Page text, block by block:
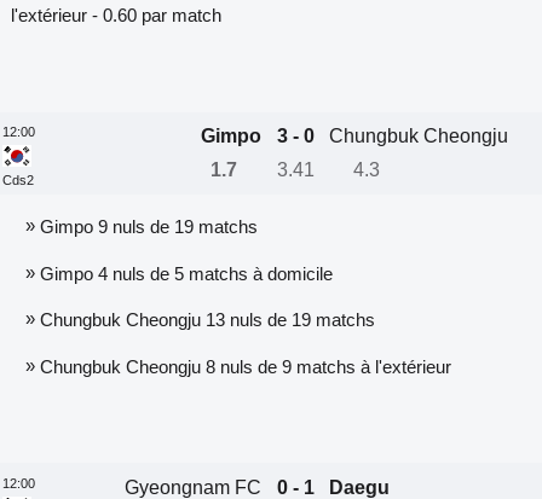
l'extérieur - 0.60 par match
12:00
Cds2
Gimpo 3 - 0
Chungbuk Cheongju
1.7
3.41 4.3
»Gimpo 9 nuls de 19 matchs
»Gimpo 4 nuls de 5 matchs à domicile
»Chungbuk Cheongju 13 nuls de 19 matchs
»Chungbuk Cheongju 8 nuls de 9 matchs à l'extérieur
12:00 Gyeongnam FC 0 - 1
Daegu